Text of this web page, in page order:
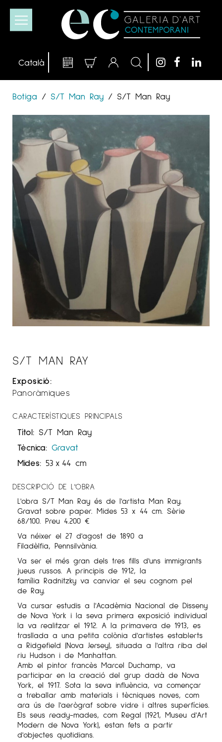
Botiga / S/T Man Ray / S/T Man Ray
S/T MAN RAY
Exposició:
Panoràmiques
CARACTERÍSTIQUES PRINCIPALS
Títol: S/T Man Ray
Tècnica: Gravat
Mides: 53 x 44 cm
DESCRIPCIÓ DE L'OBRA
L'obra S/T Man Ray és de l'artista Man Ray.
Gravat sobre paper. Mides 53 x 44 cm. Sèrie
68/100. Preu 4.200 €
Va néixer el 27 d'agost de 1890 a
Filadèlfia, Pennsilvània.
Va ser el més gran dels tres fills d'uns immigrants
jueus russos. A principis de 1912, la
família Radnitzky va canviar el seu cognom pel
de Ray.
Va cursar estudis a l'Acadèmia Nacional de Disseny
de Nova York i la seva primera exposició individual
la va realitzar el 1912. A la primavera de 1913, es
trasllada a una petita colònia d'artistes establerts
a Ridgefield (Nova Jersey), situada a l'altra riba del
riu Hudson i de Manhattan.
Amb el pintor francès Marcel Duchamp, va
participar en la creació del grup dadà de Nova
York, el 1917. Sota la seva influència, va començar
a treballar amb materials i tècniques noves, com
ara ús de l'aerògraf sobre vidre i altres superfícies.
Els seus ready-mades, com Regal (1921, Museu d'Art
Modern de Nova York), estan fets a partir
d'objectes quotidians.